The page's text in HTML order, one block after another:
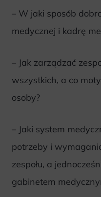
– W jaki sposób
medycznej i kadrę
– Jak zarządzać
wszystkich, a co
osoby?
– Jaki system
potrzeby i
zespołu, a
gabinetem